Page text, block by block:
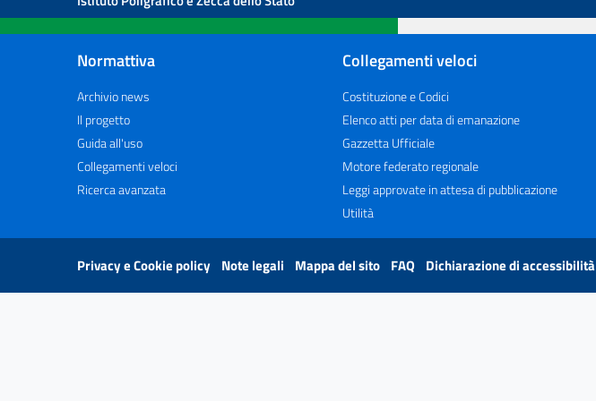
Normattiva
Archivio news
Il progetto
Guida all'uso
Collegamenti veloci
Ricerca avanzata
Collegamenti veloci
Costituzione e Codici
Elenco atti per data di emanazione
Gazzetta Ufficiale
Motore federato regionale
Leggi approvate in attesa di pubblicazione
Utilità
Privacy e Cookie policy Note legali Mappa del sito FAQ Dichiarazione di accessibilità